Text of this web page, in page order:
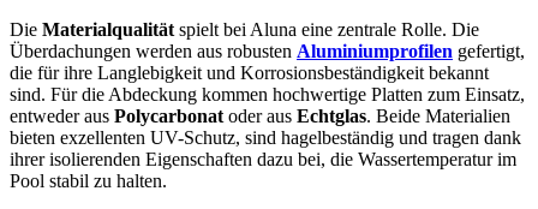
Die Materialqualität spielt bei Aluna eine zentrale Rolle. Die
Überdachungen werden aus robusten Aluminiumprofilen gefertigt,
die für ihre Langlebigkeit und Korrosionsbeständigkeit bekannt
sind. Für die Abdeckung kommen hochwertige Platten zum Einsatz,
entweder aus Polycarbonat oder aus Echtglas. Beide Materialien
bieten exzellenten UV-Schutz, sind hagelbeständig und tragen dank
ihrer isolierenden Eigenschaften dazu bei, die Wassertemperatur im
Pool stabil zu halten.